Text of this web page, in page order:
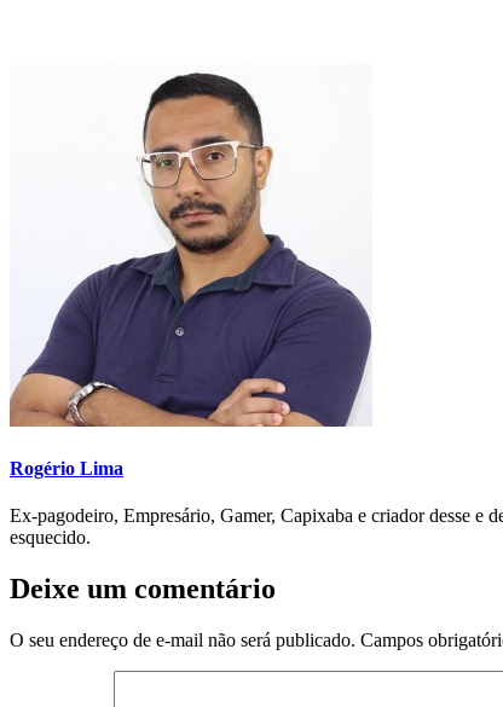
Rogério Lima
Ex-pagodeiro, Empresário, Gamer, Capixaba e criador desse e
esquecido.
Deixe um comentário
O seu endereço de e-mail não será publicado. Campos